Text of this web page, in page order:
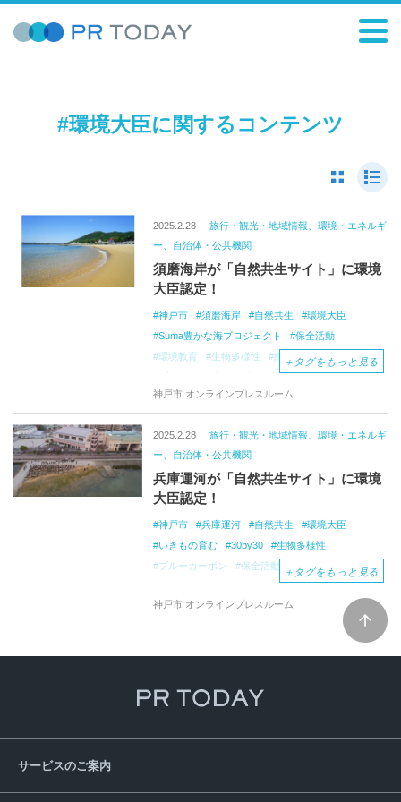
#環境大臣に関するコンテンツ
2025.2.28
旅行・観光・地域情報、環境・エネルギ
ー、自治体・公共機関
須磨海岸が「自然共生サイト」に環境
大臣認定！
神戸市 須磨海岸 自然共生
環境大臣
Suma豊かな海プロジェクト
保全活動
環境教育
生物多様性
絶滅危惧種
ブルーカーボン
ビーチクリーン 里海
＋ タグをもっと見る
神戸市 オンラインプレスルーム
2025.2.28
旅行・観光・地域情報、環境・エネルギ
ー、自治体・公共機関
兵庫運河が「自然共生サイト」に環境
大臣認定！
神戸市 兵庫運河 自然共生
環境大臣
いきもの育む
30by30
生物多様性
ブルーカーボン
保全活動
＋ タグをもっと見る
神戸市 オンラインプレスルーム
サービスのご案内